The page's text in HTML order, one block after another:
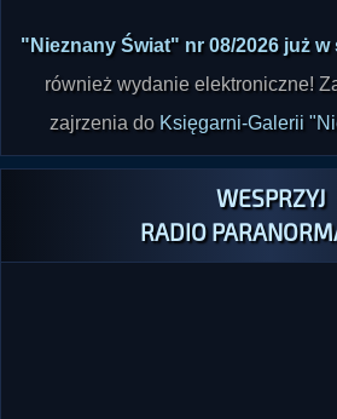
również wydanie elektroniczne!
zajrzenia doKsięgarni-Galerii
WESPRZYJ
RADIO